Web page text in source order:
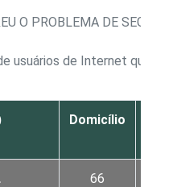
O PROBLEMA DE
usuários de Internet que
Domicílio
66